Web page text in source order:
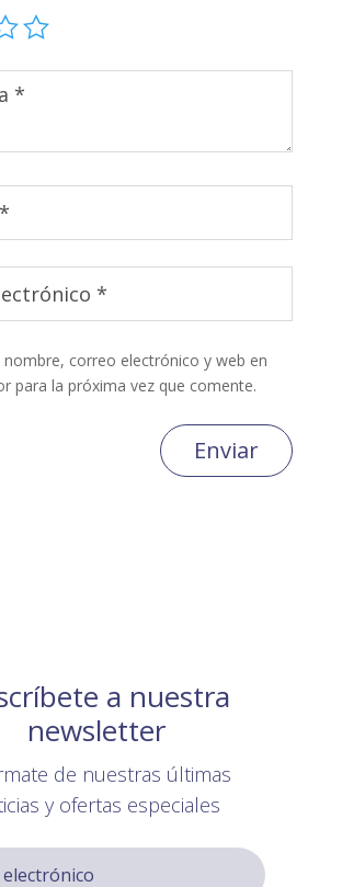
nombre, correo electrónico y web en
para la próxima vez que comente.
Enviar
a nuestra
newsletter
de nuestras últimas
y ofertas especiales